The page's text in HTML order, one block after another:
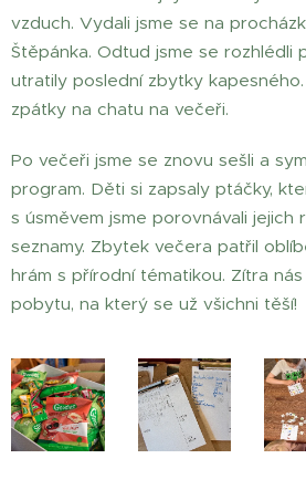
vzduch. Vydali jsme se na
Štěpánka. Odtud jsme se rozhlédli
utratily poslední zbytky
zpátky na chatu na večeři.
Po večeři jsme se znovu sešli a
program. Děti si zapsaly ptáčky,
s úsměvem jsme porovnávali jejich
seznamy. Zbytek večera patřil
hrám s přírodní tématikou. Zítra
pobytu, na který se už všichni těší!